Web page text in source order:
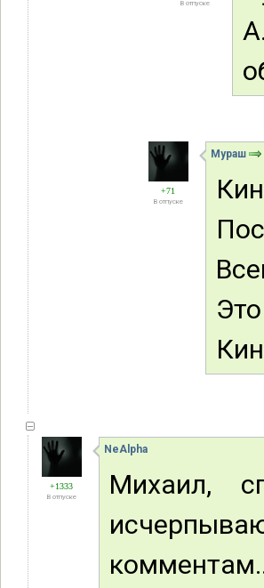
В отпуске
+71
В отпуске
Мураш
+1333
В отпуске
NeAlpha
Михаил,